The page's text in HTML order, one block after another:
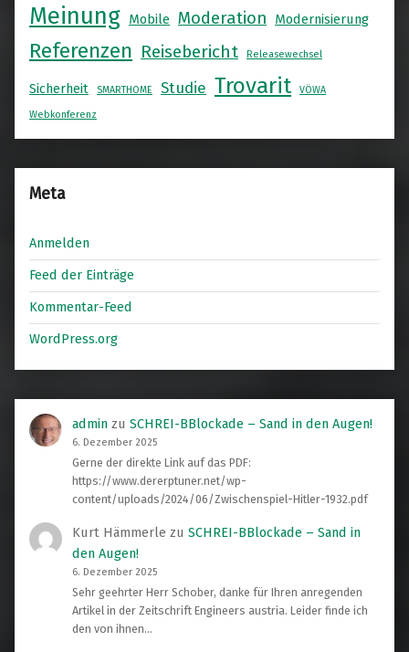
Meinung Mobile Moderation Modernisierung
Referenzen Reisebericht Releasewechsel
Sicherheit SMARTHOME Studie Trovarit VÖWA
Webkonferenz
Meta
Anmelden
Feed der Einträge
Kommentar-Feed
WordPress.org
admin zuSCHREI-BBlockade – Sand in den Augen!
6. Dezember 2025
Gerne der direkte Link auf das PDF:
https://www.dererptuner.net/wp-
content/uploads/2024/06/Zwischenspiel-Hitler-1932.pdf
Kurt Hämmerle zuSCHREI-BBlockade – Sand in
den Augen!
6. Dezember 2025
Sehr geehrter Herr Schober, danke für Ihren anregenden
Artikel in der Zeitschrift Engineers austria. Leider finde ich
den von ihnen…